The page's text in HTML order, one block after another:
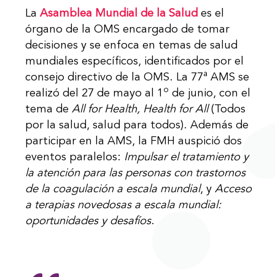
LaAsamblea Mundial de la Salud es el
órgano de la OMS encargado de tomar
decisiones y se enfoca en temas de salud
mundiales específicos, identificados por el
consejo directivo de la OMS. La 77a AMS se
realizó del 27 de mayo al 1 o de junio, con el
tema deAll for Health, Health for All(Todos
por la salud, salud para todos). Además de
participar en la AMS, la FMH auspició dos
eventos paralelos: Impulsar el tratamiento y
la atención para las personas con trastornos
de la coagulación a escala mundial, yAcceso
a terapias novedosas a escala mundial:
oportunidades y desafíos.